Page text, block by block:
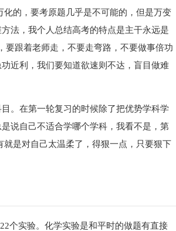
的，要考原题几乎是不可能的，但是万变
法，我个人总结高考的特点是主干永远是
要跟着老师走，不要走弯路，不要做事倍功
近利，我们要知道欲速则不达，盲目做难
。在第一轮复习的时候除了把优势学科学
说自己不适合学哪个学科，我看不是，第
是对自己太温柔了，得狠一点，只要狠下
个实验。化学实验是和平时的做题有直接